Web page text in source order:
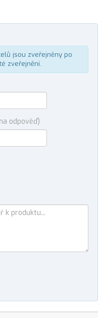
jsou zveřejněny po
zveřejnění.
odpověď)